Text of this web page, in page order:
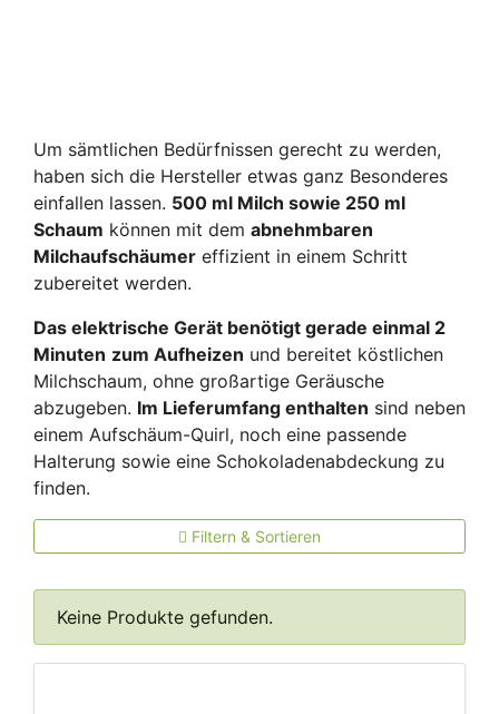
Um sämtlichen Bedürfnissen gerecht zu werden,
haben sich die Hersteller etwas ganz Besonderes
einfallen lassen. 500 ml Milch sowie 250 ml
Schaum können mit dem abnehmbaren
Milchaufschäumer effizient in einem Schritt
zubereitet werden.
Das elektrische Gerät benötigt gerade einmal 2
Minuten zum Aufheizen und bereitet köstlichen
Milchschaum, ohne großartige Geräusche
abzugeben. Im Lieferumfang enthalten sind neben
einem Aufschäum-Quirl, noch eine passende
Halterung sowie eine Schokoladenabdeckung zu
finden.
Filtern & Sortieren
Keine Produkte gefunden.